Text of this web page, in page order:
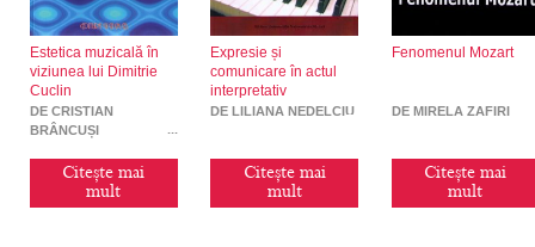
Estetica muzicală în
viziunea lui Dimitrie
Cuclin
DE CRISTIAN
BRÂNCUȘI
Citește mai
mult
Expresie și
comunicare în actul
interpretativ
DE LILIANA NEDELCIU
Citește mai
mult
Fenomenul Mozart
DE MIRELA ZAFIRI
Citește mai
mult